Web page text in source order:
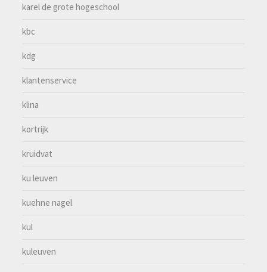
karel de grote hogeschool
kbc
kdg
klantenservice
klina
kortrijk
kruidvat
ku leuven
kuehne nagel
kul
kuleuven